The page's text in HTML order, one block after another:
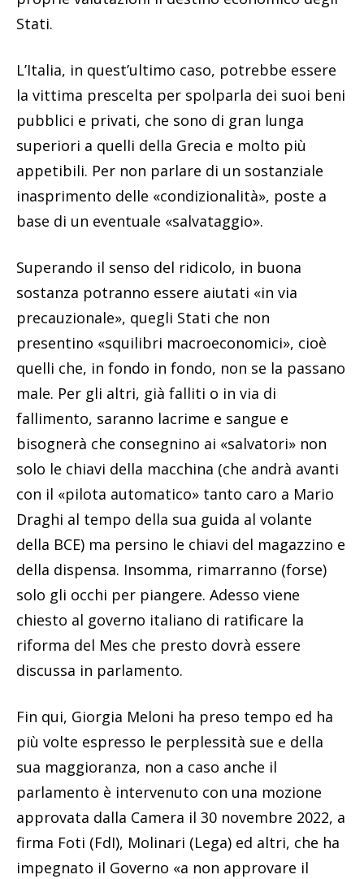
Stati.
L’Italia, in quest’ultimo caso, potrebbe essere
la vittima prescelta per spolparla dei suoi beni
pubblici e privati, che sono di gran lunga
superiori a quelli della Grecia e molto più
appetibili. Per non parlare di un sostanziale
inasprimento delle «condizionalità», poste a
base di un eventuale «salvataggio».
Superando il senso del ridicolo, in buona
sostanza potranno essere aiutati «in via
precauzionale», quegli Stati che non
presentino «squilibri macroeconomici», cioè
quelli che, in fondo in fondo, non se la passano
male. Per gli altri, già falliti o in via di
fallimento, saranno lacrime e sangue e
bisognerà che consegnino ai «salvatori» non
solo le chiavi della macchina (che andrà avanti
con il «pilota automatico» tanto caro a Mario
Draghi al tempo della sua guida al volante
della BCE) ma persino le chiavi del magazzino e
della dispensa. Insomma, rimarranno (forse)
solo gli occhi per piangere. Adesso viene
chiesto al governo italiano di ratificare la
riforma del Mes che presto dovrà essere
discussa in parlamento.
Fin qui, Giorgia Meloni ha preso tempo ed ha
più volte espresso le perplessità sue e della
sua maggioranza, non a caso anche il
parlamento è intervenuto con una mozione
approvata dalla Camera il 30 novembre 2022, a
firma Foti (FdI), Molinari (Lega) ed altri, che ha
impegnato il Governo «a non approvare il